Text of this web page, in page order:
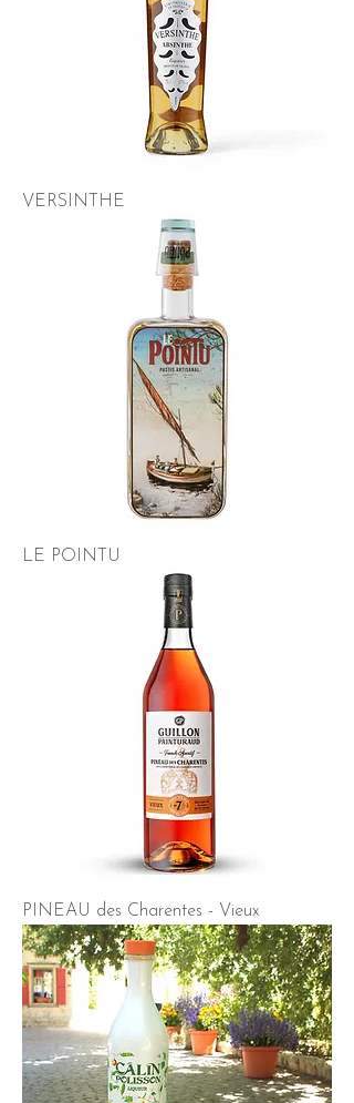
VERSINTHE
LE POINTU
PINEAU des Charentes - Vieux